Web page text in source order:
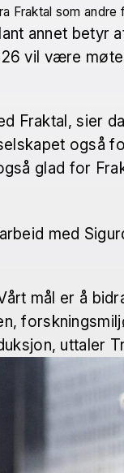
Fraktal som andre
annet betyr
vil være
sier
også
glad for
med
mål er å
uttaler